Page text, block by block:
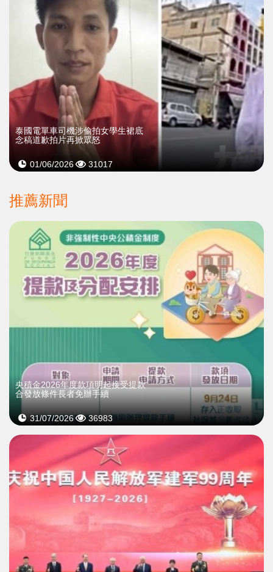
泰國電單車司機涉偷拍女學生裙底
念稿道歉拍片再掀眾怒
01/06/2026 31017
推薦新聞
央積金2026年度款項明起接受提款
合發放條件長者免辦手續
31/07/2026 36983